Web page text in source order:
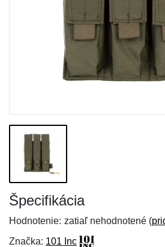
Špecifikácia
Hodnotenie: zatiaľ nehodnotené (
Značka: 101 Inc